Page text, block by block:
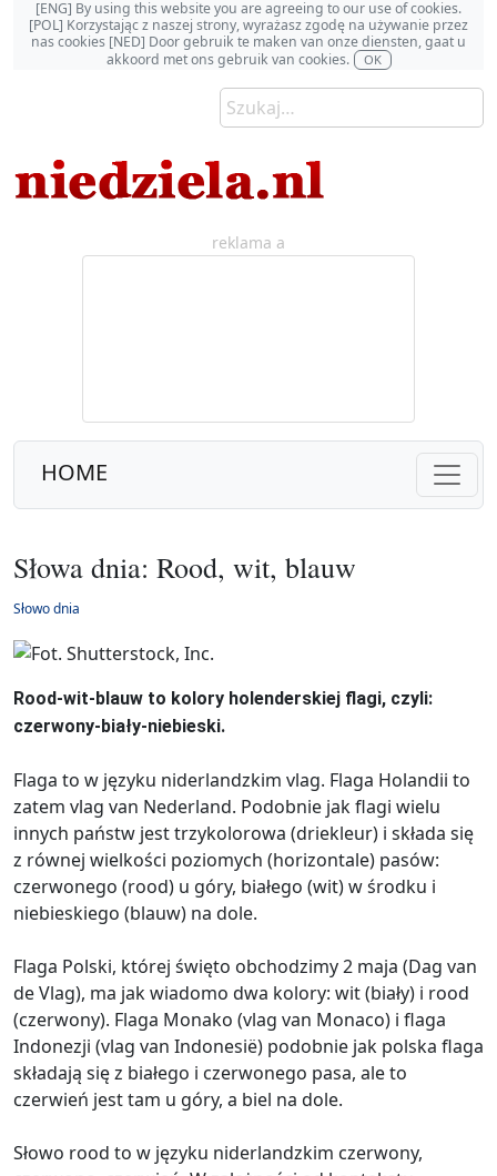
[ENG] By using this website you are agreeing to our use of cookies.
[POL] Korzystając z naszej strony, wyrażasz zgodę na używanie przez
nas cookies [NED] Door gebruik te maken van onze diensten, gaat u
akkoord met ons gebruik van cookies.
OK
reklama a
HOME
Słowa dnia: Rood, wit, blauw
Słowo dnia
Rood-wit-blauw to kolory holenderskiej flagi, czyli:
czerwony-biały-niebieski.
Flaga to w języku niderlandzkim vlag. Flaga Holandii to
zatem vlag van Nederland. Podobnie jak flagi wielu
innych państw jest trzykolorowa (driekleur) i składa się
z równej wielkości poziomych (horizontale) pasów:
czerwonego (rood) u góry, białego (wit) w środku i
niebieskiego (blauw) na dole.
Flaga Polski, której święto obchodzimy 2 maja (Dag van
de Vlag), ma jak wiadomo dwa kolory: wit (biały) i rood
(czerwony). Flaga Monako (vlag van Monaco) i flaga
Indonezji (vlag van Indonesië) podobnie jak polska flaga
składają się z białego i czerwonego pasa, ale to
czerwień jest tam u góry, a biel na dole.
Słowo rood to w języku niderlandzkim czerwony,